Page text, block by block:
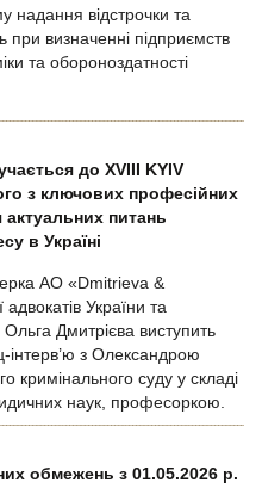
надання відстрочки та
при визначенні підприємств
та обороноздатності
до XVIII KYIV
з ключових професійних
питань
в Україні
АО «Dmitrieva &
України та
Дмитрієва виступить
інтерв’ю з Олександрою
кримінального суду у складі
наук, професоркою.
обмежень з 01.05.2026 р.